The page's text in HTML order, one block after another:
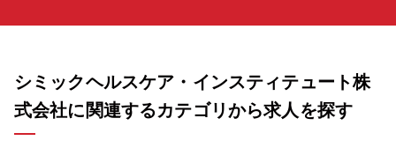
シミックヘルスケア・インスティテュート株
式会社に関連するカテゴリから求人を探す